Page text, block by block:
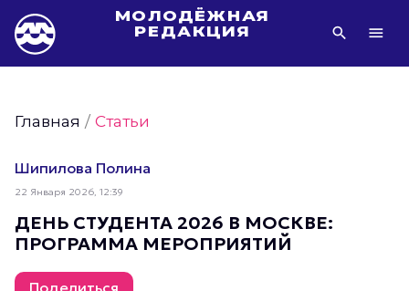
МОЛОДЁЖНАЯ
РЕДАКЦИЯ
Фото Молодёжи Москвы
Фотогалереи Молодёжи Москвы
Статьи Молодёжи Москвы
Молодёжь Москвы культурная
Молодёжь Москвы спортивная
Главная /Статьи
Шипилова Полина
22 Января 2026, 12:39
ДЕНЬ СТУДЕНТА 2026 В МОСКВЕ:
ПРОГРАММА МЕРОПРИЯТИЙ
Поделиться